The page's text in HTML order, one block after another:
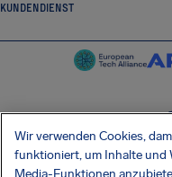
KUNDENDIENST
Wir verwenden Cookies,
funktioniert, um Inhalte und
Media-Funktionen